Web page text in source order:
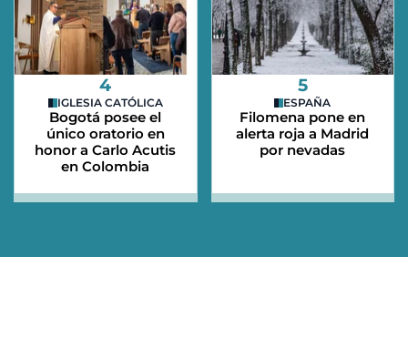
4
IGLESIA CATÓLICA
Bogotá posee el
único oratorio en
honor a Carlo Acutis
en Colombia
5
ESPAÑA
Filomena pone en
alerta roja a Madrid
por nevadas